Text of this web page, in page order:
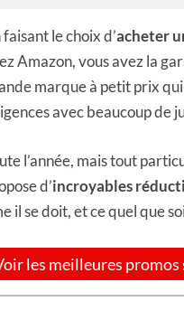
faisant le choix d’acheter
Amazon, vous avez la
marque à petit prix
avec beaucoup de
l’année, mais tout
d’incroyables
il se doit, et ce quel que
les meilleures promos